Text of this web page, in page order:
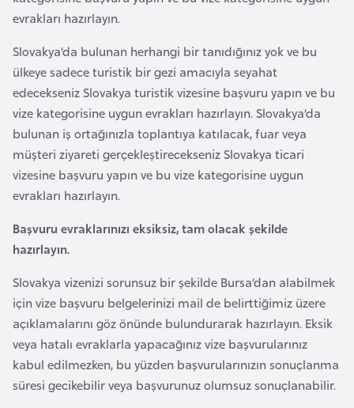
evrakları hazırlayın.
Slovakya’da bulunan herhangi bir tanıdığınız yok ve bu
ülkeye sadece turistik bir gezi amacıyla seyahat
edecekseniz Slovakya turistik vizesine başvuru yapın ve bu
vize kategorisine uygun evrakları hazırlayın. Slovakya’da
bulunan iş ortağınızla toplantıya katılacak, fuar veya
müşteri ziyareti gerçekleştirecekseniz Slovakya ticari
vizesine başvuru yapın ve bu vize kategorisine uygun
evrakları hazırlayın.
Başvuru evraklarınızı eksiksiz, tam olacak şekilde
hazırlayın.
Slovakya vizenizi sorunsuz bir şekilde Bursa’dan alabilmek
için vize başvuru belgelerinizi mail de belirttiğimiz üzere
açıklamalarını göz önünde bulundurarak hazırlayın. Eksik
veya hatalı evraklarla yapacağınız vize başvurularınız
kabul edilmezken, bu yüzden başvurularınızın sonuçlanma
süresi gecikebilir veya başvurunuz olumsuz sonuçlanabilir.
i
b
u
t
i
Ç
i
n
a
i
m
a
r
k
a